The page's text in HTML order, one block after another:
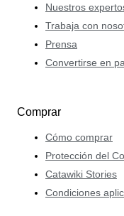
Nuestros
Trabaja con
Prensa
Convertirse en
Comprar
Cómo comprar
Protección del
Catawiki Stories
Condiciones